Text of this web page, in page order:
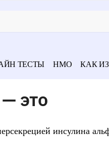
ТЕСТЫ НМО КАК
это
инсулина